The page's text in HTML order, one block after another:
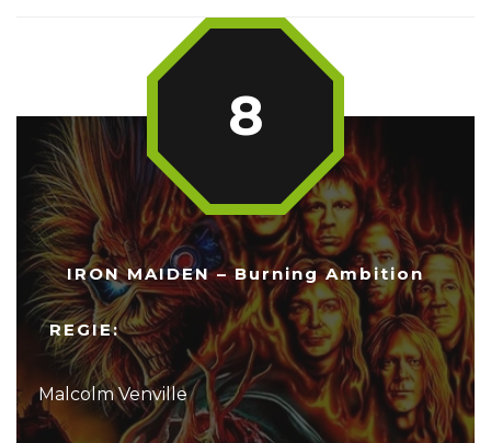
IRON MAIDEN – Burning Ambition
REGIE:
Malcolm Venville
8